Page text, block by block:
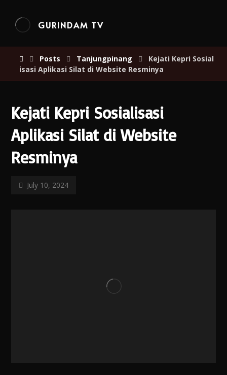
GURINDAM TV
Posts Tanjungpinang
Kejati Kepri Sosial
isasi Aplikasi Silat di Website Resminya
Kejati Kepri Sosialisasi
Aplikasi Silat di Website
Resminya
July 10, 2024